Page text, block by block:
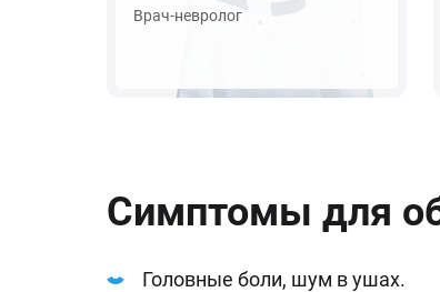
Врач-невролог
Симптомы для
Головные боли, шум в ушах.